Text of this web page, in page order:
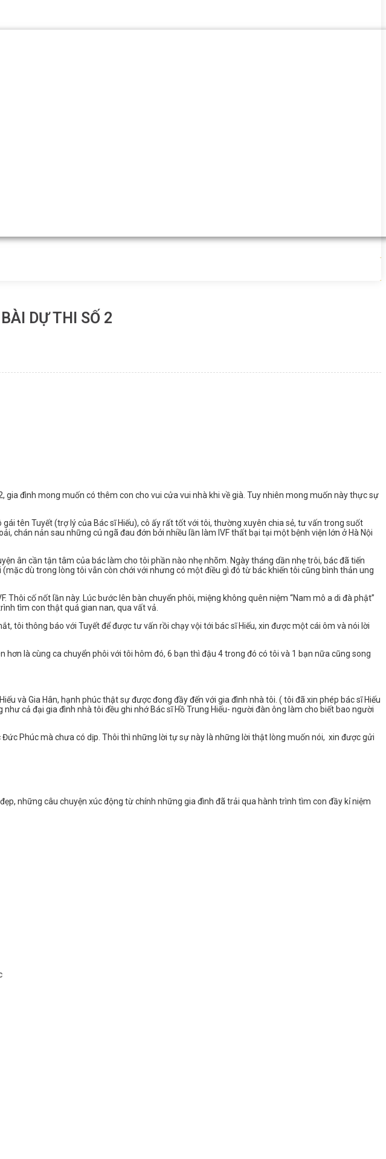
DỰ THI SỐ 2
đình mong muốn có thêm con cho vui cửa vui nhà khi về già. Tuy nhiên mong muốn này thực sự
tên Tuyết (trợ lý của Bác sĩ Hiếu), cô ấy rất tốt với tôi, thường xuyên chia sẻ, tư vấn trong suốt
chán nản sau những cú ngã đau đớn bởi nhiều lần làm IVF thất bại tại một bệnh viện lớn ở Hà Nội
ân cần tận tâm của bác làm cho tôi phần nào nhẹ nhõm. Ngày tháng dần nhẹ trôi, bác đã tiến
dù trong lòng tôi vẫn còn chới với nhưng có một điều gì đó từ bác khiến tôi cũng bình thản ung
cố nốt lần này. Lúc bước lên bàn chuyển phôi, miệng không quên niệm “Nam mô a di đà phật”
tìm con thật quá gian nan, qua vất vả.
tôi thông báo với Tuyết để được tư vấn rồi chạy vội tới bác sĩ Hiếu, xin được một cái ôm và nói lời
là cùng ca chuyển phôi với tôi hôm đó, 6 bạn thì đậu 4 trong đó có tôi và 1 bạn nữa cũng song
và Gia Hân, hạnh phúc thật sự được đong đầy đến với gia đình nhà tôi. ( tôi đã xin phép bác sĩ Hiếu
cả đại gia đình nhà tôi đều ghi nhớ Bác sĩ Hồ Trung Hiếu- người đàn ông làm cho biết bao người
Phúc mà chưa có dịp. Thôi thì những lời tự sự này là những lời thật lòng muốn nói, xin được gửi
những câu chuyện xúc động từ chính những gia đình đã trải qua hành trình tìm con đầy kỉ niệm